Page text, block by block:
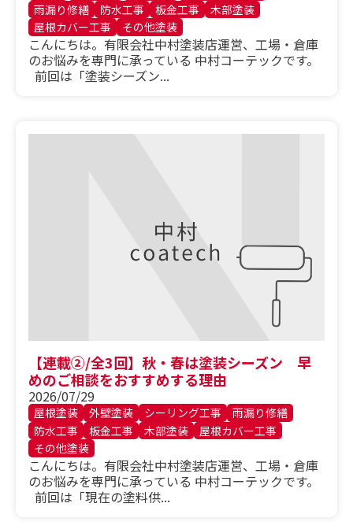
雨漏り修繕
防水工事 板金工事
木部塗装
屋根カバー工事
その他塗装
こんにちは。有限会社中村塗装店運営、工場・倉庫
のお悩みを専門に承っている 中村コーテックです。
前回は「塗装シーズン...
【連載②/全3回】秋・春は塗装シーズン 早
めのご相談をおすすめする理由
2026/07/29
屋根塗装 外壁塗装 シーリング工事
雨漏り修繕
防水工事
板金工事 木部塗装
屋根カバー工事
その他塗装
こんにちは。有限会社中村塗装店運営、工場・倉庫
のお悩みを専門に承っている 中村コーテックです。
前回は「現在の塗料供...